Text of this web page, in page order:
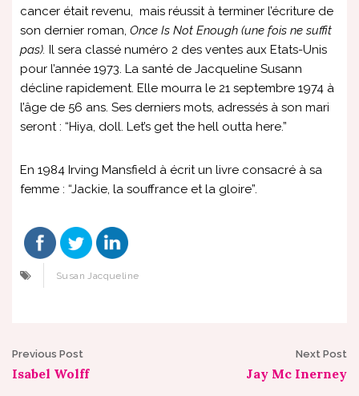
cancer était revenu, mais réussit à terminer l’écriture de
son dernier roman, Once Is Not Enough (une fois ne suffit
pas). Il sera classé numéro 2 des ventes aux Etats-Unis
pour l’année 1973. La santé de Jacqueline Susann
décline rapidement. Elle mourra le 21 septembre 1974 à
l’âge de 56 ans. Ses derniers mots, adressés à son mari
seront : “Hiya, doll. Let’s get the hell outta here.”
En 1984 Irving Mansfield à écrit un livre consacré à sa
femme : “Jackie, la souffrance et la gloire”.
Susan Jacqueline
Post
Previous Post
Isabel Wolff
Next Post
Jay Mc Inerney